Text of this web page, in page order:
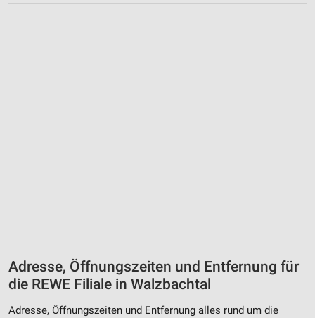
Adresse, Öffnungszeiten und Entfernung für
die REWE Filiale in Walzbachtal
Adresse, Öffnungszeiten und Entfernung alles rund um die